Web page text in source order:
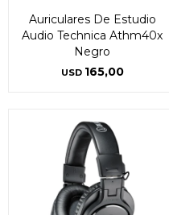
Auriculares De Estudio
Audio Technica Athm40x
Negro
USD 165,00